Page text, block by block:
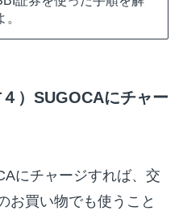
）SUGOCAにチャー
にチャージすれば、交
お買い物でも使うこと